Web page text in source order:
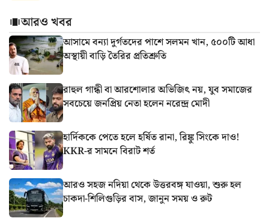
আরও খবর
আসামে বন্যা দুর্গতদের পাশে সলমন খান, ৫০০টি আধা
অস্থায়ী বাড়ি তৈরির প্রতিশ্রুতি
রাহুল গান্ধী বা আরশোলার অভিজিৎ নয়, যুব সমাজের
সবচেয়ে জনপ্রিয় নেতা হলেন নরেন্দ্র মোদী
হার্দিককে পেতে হলে হর্ষিত রানা, রিঙ্কু সিংকে দাও!
KKR-র সামনে বিরাট শর্ত
আরও সহজ নদিয়া থেকে উত্তরবঙ্গ যাওয়া, শুরু হল
চাকদা-শিলিগুড়ির বাস, জানুন সময় ও রুট